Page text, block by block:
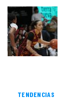
TENDENCIAS